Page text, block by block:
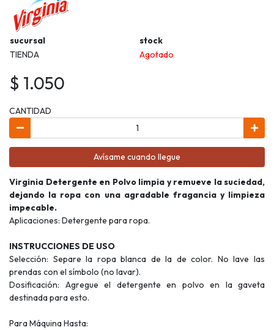
sucursal
stock
TIENDA
Agotado
$ 1.050
CANTIDAD
Avísame cuando llegue
Virginia Detergente en Polvo limpia y remueve la suciedad,
dejando la ropa con una agradable fragancia y limpieza
impecable.
Aplicaciones: Detergente para ropa.
INSTRUCCIONES DE USO
Selección: Separe la ropa blanca de la de color. No lave las
prendas con el símbolo (no lavar).
Dosificación: Agregue el detergente en polvo en la gaveta
destinada para esto.
Para Máquina Hasta: